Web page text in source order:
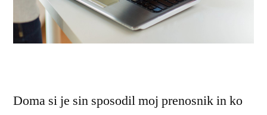
Doma si je sin sposodil moj prenosnik in ko